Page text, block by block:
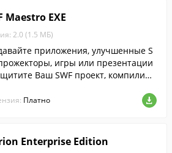
Maestro EXE
2.0 (1.5 МБ)
приложения, улучшенные S
игры или презентации
Ваш SWF проект, компилиру
файл.
Платно
Enterprise Edition